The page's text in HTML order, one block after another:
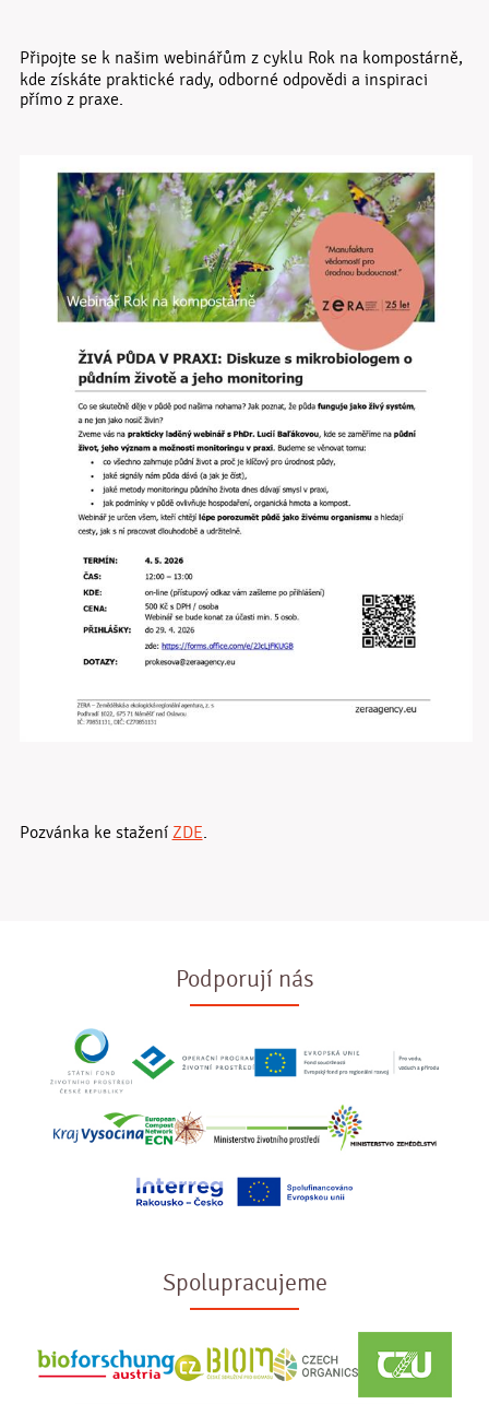
Připojte se k našim webinářům z cyklu Rok na kompostárně,
kde získáte praktické rady, odborné odpovědi a inspiraci
přímo z praxe.
Pozvánka ke stažení ZDE.
Podporují nás
Spolupracujeme